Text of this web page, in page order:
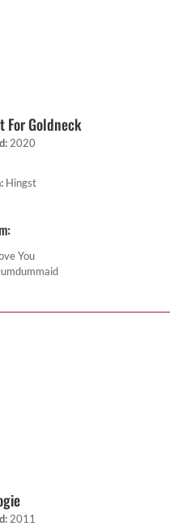
For Goldneck
: 2020
: Hingst
You
: 2011